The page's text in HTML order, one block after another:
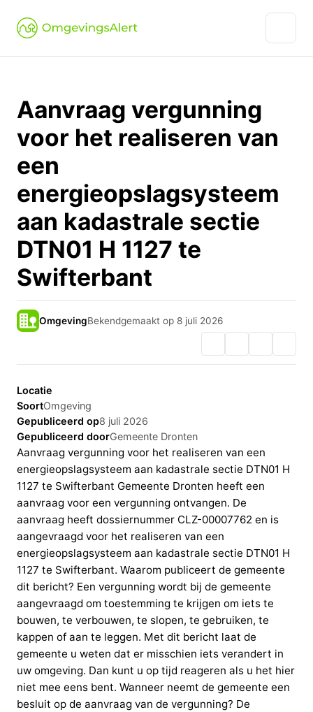
Aanvraag vergunning
voor het realiseren van
een
energieopslagsysteem
aan kadastrale sectie
DTN01 H 1127 te
Swifterbant
OmgevingBekendgemaakt op 8 juli 2026
Locatie
SoortOmgeving
Gepubliceerd op8 juli 2026
Gepubliceerd doorGemeente Dronten
Aanvraag vergunning voor het realiseren van een
energieopslagsysteem aan kadastrale sectie DTN01 H
1127 te Swifterbant Gemeente Dronten heeft een
aanvraag voor een vergunning ontvangen. De
aanvraag heeft dossiernummer CLZ-00007762 en is
aangevraagd voor het realiseren van een
energieopslagsysteem aan kadastrale sectie DTN01 H
1127 te Swifterbant. Waarom publiceert de gemeente
dit bericht? Een vergunning wordt bij de gemeente
aangevraagd om toestemming te krijgen om iets te
bouwen, te verbouwen, te slopen, te gebruiken, te
kappen of aan te leggen. Met dit bericht laat de
gemeente u weten dat er misschien iets verandert in
uw omgeving. Dan kunt u op tijd reageren als u het hier
niet mee eens bent. Wanneer neemt de gemeente een
besluit op de aanvraag van de vergunning? De